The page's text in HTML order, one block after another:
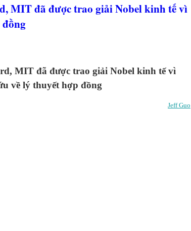
MIT đã được trao giải Nobel kinh tế vì
MIT đã được trao giải Nobel kinh tế vì
về lý thuyết hợp đồng
Jeff Guo